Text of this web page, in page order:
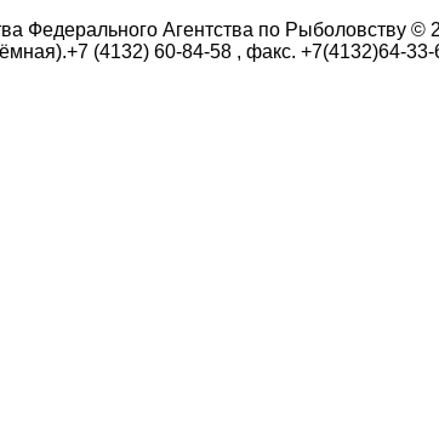
Федерального Агентства по Рыболовству ©
(4132) 60-84-58 , факс. +7(4132)64-33-